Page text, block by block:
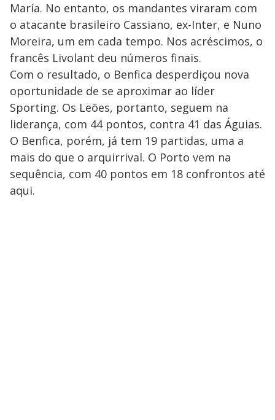
María. No entanto, os mandantes viraram com
o atacante brasileiro Cassiano, ex-Inter, e Nuno
Moreira, um em cada tempo. Nos acréscimos, o
francês Livolant deu números finais.
Com o resultado, o Benfica desperdiçou nova
oportunidade de se aproximar ao líder
Sporting. Os Leões, portanto, seguem na
liderança, com 44 pontos, contra 41 das Águias.
O Benfica, porém, já tem 19 partidas, uma a
mais do que o arquirrival. O Porto vem na
sequência, com 40 pontos em 18 confrontos até
aqui.